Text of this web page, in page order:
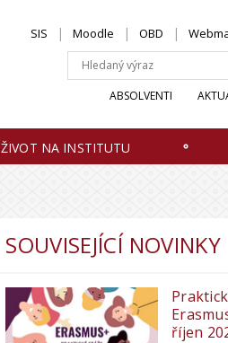
SIS Moodle OBD
ABSOLVENTI
ŽIVOT NA INSTITUTU
SOUVISEJÍCÍ NOVINKY
říjen